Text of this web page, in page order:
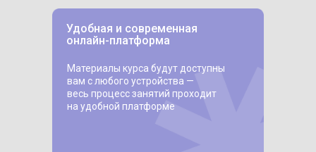
Материалы курса будут доступны
вам с любого устройства —
весь процесс занятий проходит
на удобной платформе
Удобная и современная
онлайн-платформа